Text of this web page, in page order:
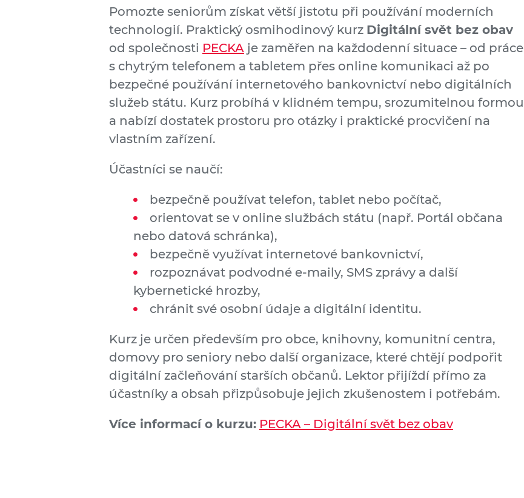
Pomozte seniorům získat větší jistotu při používání moderních
technologií. Praktický osmihodinový kurz Digitální svět bez obav
od společnosti PECKA je zaměřen na každodenní situace – od práce
s chytrým telefonem a tabletem přes online komunikaci až po
bezpečné používání internetového bankovnictví nebo digitálních
služeb státu. Kurz probíhá v klidném tempu, srozumitelnou formou
a nabízí dostatek prostoru pro otázky i praktické procvičení na
vlastním zařízení.
Účastníci se naučí:
bezpečně používat telefon, tablet nebo počítač,
orientovat se v online službách státu (např. Portál občana
nebo datová schránka),
bezpečně využívat internetové bankovnictví,
rozpoznávat podvodné e-maily, SMS zprávy a další
kybernetické hrozby,
chránit své osobní údaje a digitální identitu.
Kurz je určen především pro obce, knihovny, komunitní centra,
domovy pro seniory nebo další organizace, které chtějí podpořit
digitální začleňování starších občanů. Lektor přijíždí přímo za
účastníky a obsah přizpůsobuje jejich zkušenostem i potřebám.
Více informací o kurzu: PECKA – Digitální svět bez obav